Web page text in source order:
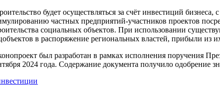
будет осуществляться за счёт инвестиций
частных предприятий-участников проектов
социальных объектов. При использовании
в распоряжение региональных властей, прибыли из
был разработан в рамках исполнения поручения
2024 года. Содержание документа получило одобрение